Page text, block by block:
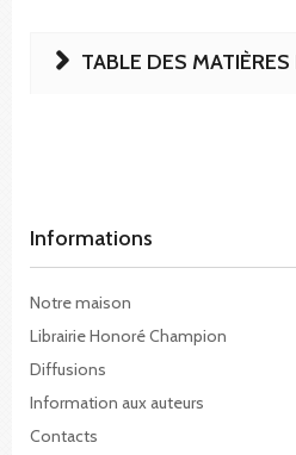
TABLE DES
Informations
Notre maison
Librairie Honoré Champion
Diffusions
Information aux auteurs
Contacts